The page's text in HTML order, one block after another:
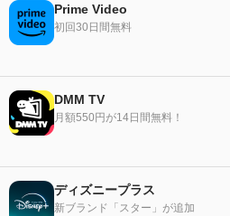
Prime Video
初回30日間無料
DMM TV
月額550円が14日間無料！
ディズニープラス
新ブランド「スター」が追加